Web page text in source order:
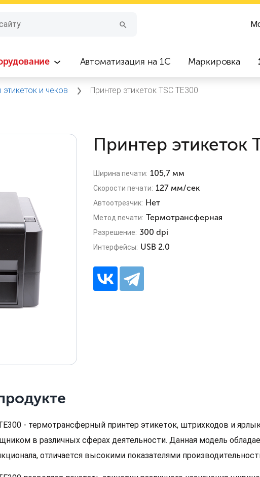
Автоматизация на 1С Маркировка
и чеков Принтер этикеток TSC TE300
Принтер этикеток
Ширина печати: 105,7 мм
Скорости печати: 127 мм/сек
Автоотрезчик: Нет
Метод печати: Термотрансферная
Разрешение: 300 dpi
Интерфейсы: USB 2.0
- термотрансферный принтер этикеток, штрихкодов и
в различных сферах деятельности. Данная модель
отличается высокими показателями